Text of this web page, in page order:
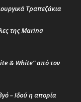
Τραπεζάκια
της Marina
& White” από τον
– Ιδού η απορία